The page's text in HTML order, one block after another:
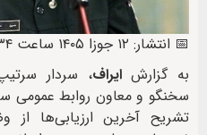
📅 انتشار: ۱۲ جوزا ۱۴۰۵ ساعت ۱۶:۳۴
به گزارشایراف، سردار
سخنگو و معاون روابط عمومی
تشریح آخرین ارزیابی‌ها